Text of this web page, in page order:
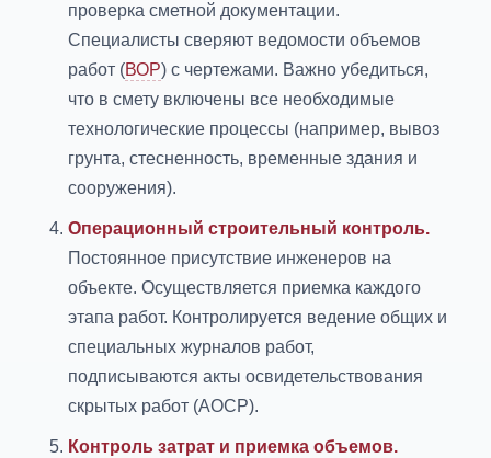
проверка сметной документации.
Специалисты сверяют ведомости объемов
работ (ВОР) с чертежами. Важно убедиться,
что в смету включены все необходимые
технологические процессы (например, вывоз
грунта, стесненность, временные здания и
сооружения).
Операционный строительный контроль.
Постоянное присутствие инженеров на
объекте. Осуществляется приемка каждого
этапа работ. Контролируется ведение общих и
специальных журналов работ,
подписываются акты освидетельствования
скрытых работ (АОСР).
Контроль затрат и приемка объемов.